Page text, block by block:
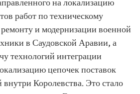
на локализацию
работ по техническому
и модернизации военной
в Саудовской Аравии, а
технологий интеграции
цепочек поставок
внутри Королевства. Это стало